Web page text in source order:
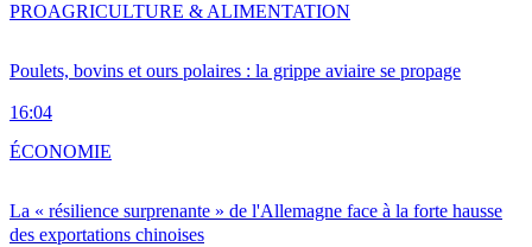
Poulets, bovins et ours polaires : la grippe aviaire se propage
16:04
PROAGRICULTURE & ALIMENTATION
La « résilience surprenante » de l'Allemagne face à la forte hausse
des exportations chinoises
ÉCONOMIE